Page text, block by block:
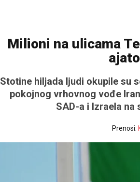
Milioni na ulicama
Stotine hiljada ljudi okupile su
pokojnog vrhovnog vođe
SAD-a i Izraela
Prenosi: